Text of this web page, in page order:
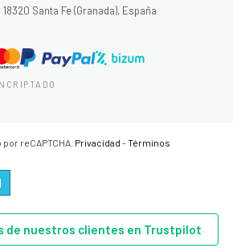
Santa Fe (Granada), España
reCAPTCHA. Privacidad -Términos
de nuestros clientes en Trustpilot